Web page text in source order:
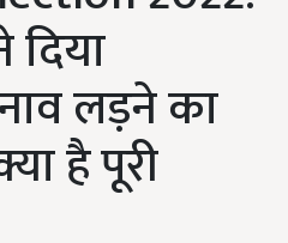
लड़ने का
है पूरी